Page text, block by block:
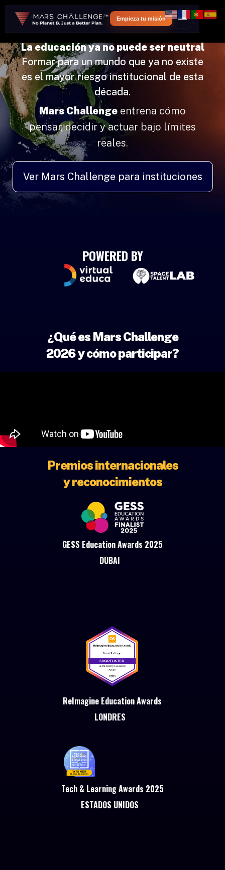
Empieza tu misión
MARS CHALLENGE™
La educación ya no puede ser neutral
Formar para un mundo que ya no existe
es el mayor riesgo institucional de esta
década.
Mars Challenge entrena cómo
pensar, decidir y actuar bajo límites
reales.
Ver Mars Challenge para instituciones
POWERED BY
¿Qué es Mars Challenge
2026 y cómo participar?
Premios internacionales
y reconocimientos
GESS Education Awards 2025
DUBAI
ReImagine Education Awards
LONDRES
Tech & Learning Awards 2025
ESTADOS UNIDOS